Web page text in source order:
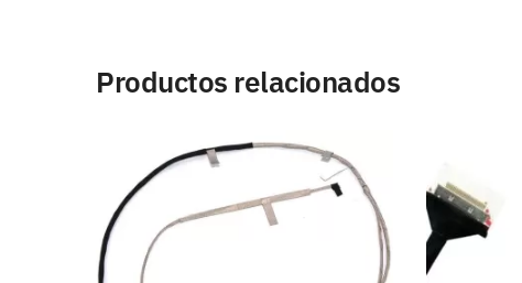
Productos relacionados